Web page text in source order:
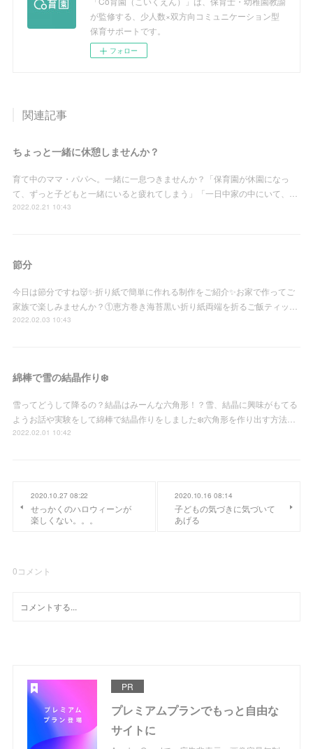
が監修する、少人数×双方向コミュニケーション型
保育サポートです。
フォロー
関連記事
ちょっと一緒に休憩しませんか？
育て中のママ・パパへ。一緒に一息つきませんか？「保育園が休園になっ
て、ずっと子どもと一緒にいると疲れてしまう」「一日中家の中にいて、…
2022.02.21 10:43
節分
今日は節分ですね👹✨折り紙で簡単に作れる制作をご紹介✨お家で作ってご
家族で楽しみませんか？①恵方巻き海苔黒い折り紙両端を折るご飯ティッ…
2022.02.03 10:43
綿棒で雪の結晶作り❄️
雪ってどうして降るの？結晶はみーんな六角形！？雪、結晶に興味がもてる
ようお話や実験をして綿棒で結晶作りをしました❄️六角形を作り出す方法…
2022.02.01 10:42
2020.10.27 08:22
せっかくのハロウィーンが
楽しくない。。。
2020.10.16 08:14
子どもの気づきに気づいて
あげる
0コメント
PR
プレミアムプランでもっと自由な
サイトに